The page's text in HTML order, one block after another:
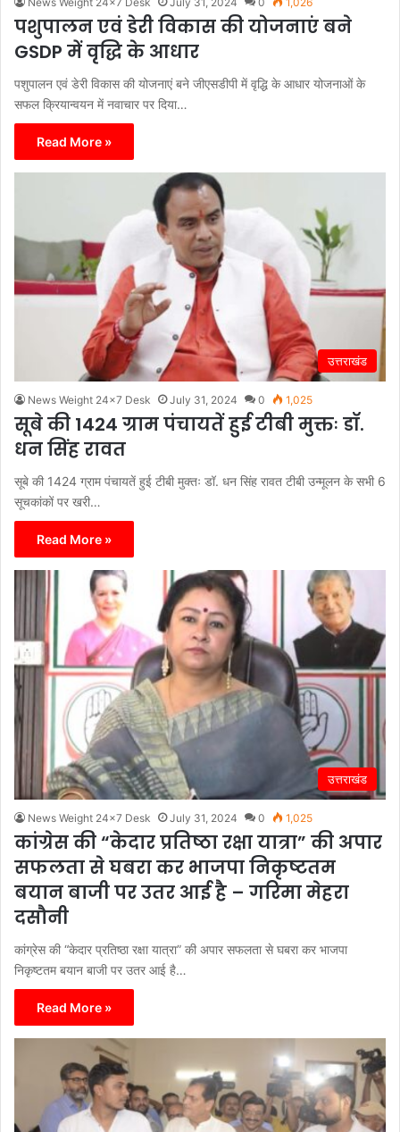
पशुपालन एवं डेरी विकास की योजनाएं बने
GSDP में वृद्धि के आधार
पशुपालन एवं डेरी विकास की योजनाएं बने जीएसडीपी में वृद्धि के आधार योजनाओं के
सफल क्रियान्वयन में नवाचार पर दिया…
Read More »
उत्तराखंड
News Weight 24x7 Desk July 31, 2024 0 1,025
सूबे की 1424 ग्राम पंचायतें हुई टीबी मुक्तः डॉ.
धन सिंह रावत
सूबे की 1424 ग्राम पंचायतें हुई टीबी मुक्तः डॉ. धन सिंह रावत टीबी उन्मूलन के सभी 6
सूचकांकों पर खरी…
Read More »
उत्तराखंड
News Weight 24x7 Desk July 31, 2024 0 1,025
कांग्रेस की “केदार प्रतिष्ठा रक्षा यात्रा” की अपार
सफलता से घबरा कर भाजपा निकृष्टतम
बयान बाजी पर उतर आई है – गरिमा मेहरा
दसौनी
कांग्रेस की “केदार प्रतिष्ठा रक्षा यात्रा” की अपार सफलता से घबरा कर भाजपा
निकृष्टतम बयान बाजी पर उतर आई है…
Read More »